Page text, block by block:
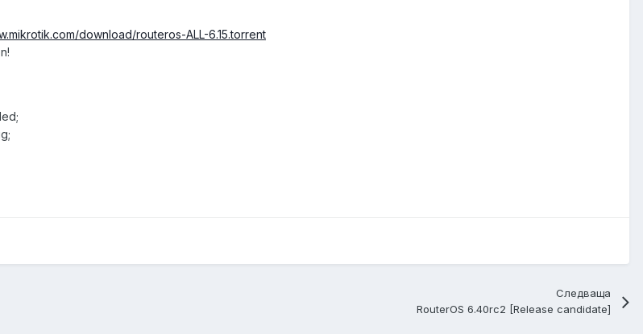
download/routeros-ALL-6.15.torrent
Следваща
RouterOS 6.40rc2 [Release candidate]